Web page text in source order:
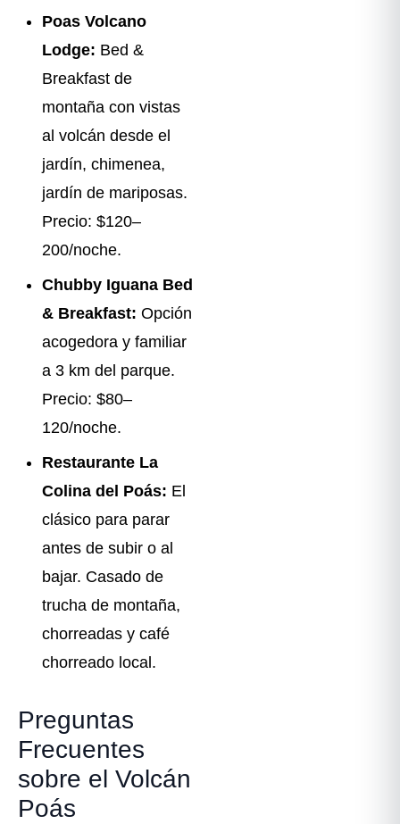
Poas Volcano
Lodge: Bed &
Breakfast de
montaña con vistas
al volcán desde el
jardín, chimenea,
jardín de mariposas.
Precio: $120–
200/noche.
Chubby Iguana Bed
& Breakfast: Opción
acogedora y familiar
a 3 km del parque.
Precio: $80–
120/noche.
Restaurante La
Colina del Poás: El
clásico para parar
antes de subir o al
bajar. Casado de
trucha de montaña,
chorreadas y café
chorreado local.
Preguntas
Frecuentes
sobre el Volcán
Poás